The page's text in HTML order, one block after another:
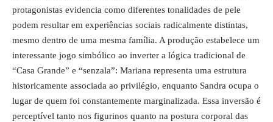
protagonistas evidencia como diferentes tonalidades de pele
podem resultar em experiências sociais radicalmente distintas,
mesmo dentro de uma mesma família. A produção estabelece um
interessante jogo simbólico ao inverter a lógica tradicional de
“Casa Grande” e “senzala”: Mariana representa uma estrutura
historicamente associada ao privilégio, enquanto Sandra ocupa o
lugar de quem foi constantemente marginalizada. Essa inversão é
perceptível tanto nos figurinos quanto na postura corporal das